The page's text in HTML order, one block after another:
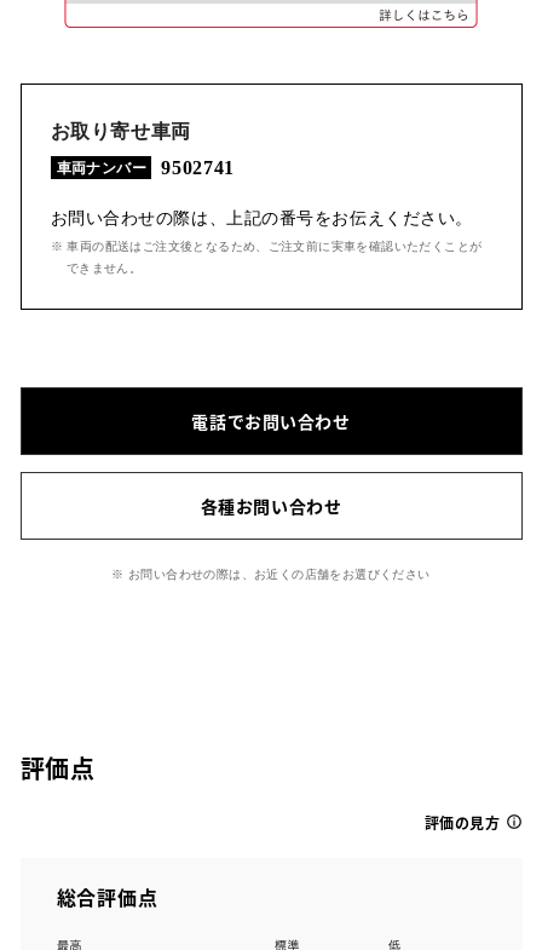
お取り寄せ車両
車両ナンバー 9502741
お問い合わせの際は、上記の番号をお伝えください。
※ 車両の配送はご注文後となるため、ご注文前に実車を確認いただくことが
できません。
電話でお問い合わせ
各種お問い合わせ
※ お問い合わせの際は、お近くの店舗をお選びください
評価点
評価の見方
総合評価点